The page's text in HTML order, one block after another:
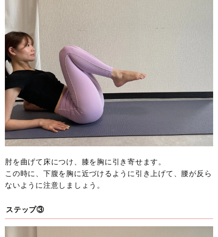
肘を曲げて床につけ、膝を胸に引き寄せます。
この時に、下腹を胸に近づけるように引き上げて、腰が反ら
ないように注意しましょう。
ステップ③